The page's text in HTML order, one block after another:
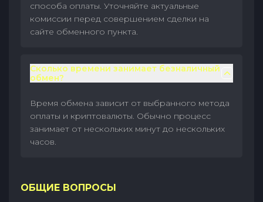
способа оплаты. Уточняйте актуальные
комиссии перед совершением сделки на
сайте обменного пункта.
Сколько времени занимает безналичный
обмен?
Время обмена зависит от выбранного метода
оплаты и криптовалюты. Обычно процесс
занимает от нескольких минут до нескольких
часов.
ОБЩИЕ ВОПРОСЫ